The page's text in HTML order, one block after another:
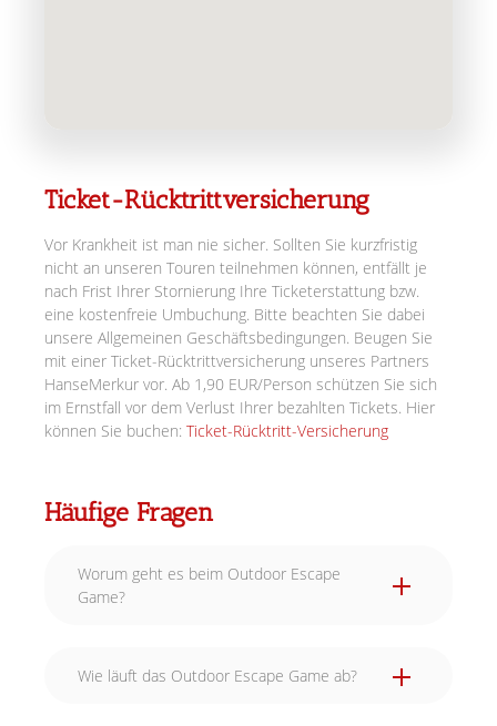
Ticket-Rücktrittversicherung
Vor Krankheit ist man nie sicher. Sollten Sie kurzfristig
nicht an unseren Touren teilnehmen können, entfällt je
nach Frist Ihrer Stornierung Ihre Ticketerstattung bzw.
eine kostenfreie Umbuchung. Bitte beachten Sie dabei
unsere Allgemeinen Geschäftsbedingungen. Beugen Sie
mit einer Ticket-Rücktrittversicherung unseres Partners
HanseMerkur vor. Ab 1,90 EUR/Person schützen Sie sich
im Ernstfall vor dem Verlust Ihrer bezahlten Tickets. Hier
können Sie buchen: Ticket-Rücktritt-Versicherung
Häufige Fragen
Worum geht es beim Outdoor Escape
Game?
Wie läuft das Outdoor Escape Game ab?